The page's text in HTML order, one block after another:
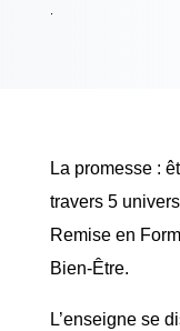
La promesse :
travers 5
Remise en
Bien-Être.
L’enseigne se